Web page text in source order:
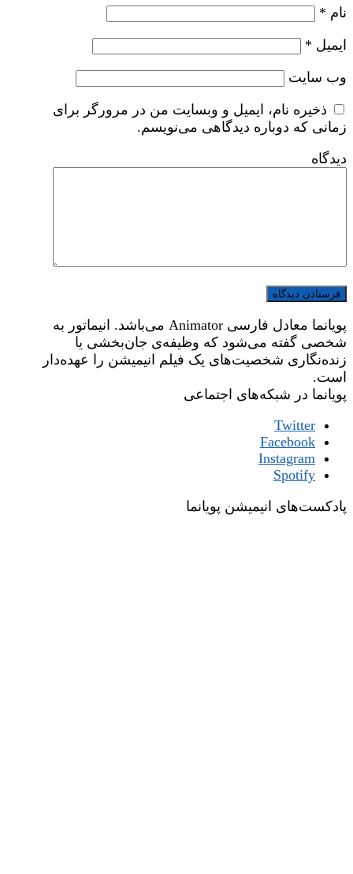
نام *
ایمیل *
وب‌ سایت
ذخیره نام، ایمیل و وبسایت من در مرورگر برای
زمانی که دوباره دیدگاهی می‌نویسم.
دیدگاه
پویانما معادل فارسی Animator می‌باشد. انیماتور به
شخصی گفته می‌شود که وظیفه‌ی جان‌بخشی یا
زنده‌نگاری شخصیت‌های یک فیلم انیمیشن را عهده‌دار
است.
پویانما در شبکه‌های اجتماعی
Twitter
Facebook
Instagram
Spotify
پادکست‌های انیمیشن پویانما